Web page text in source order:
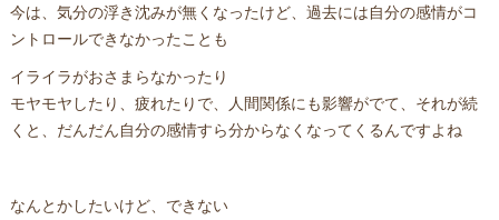
今は、気分の浮き沈みが無くなったけど、過去には自分の感情がコ
ントロールできなかったことも
イライラがおさまらなかったり
モヤモヤしたり、疲れたりで、人間関係にも影響がでて、それが続
くと、だんだん自分の感情すら分からなくなってくるんですよね
なんとかしたいけど、できない